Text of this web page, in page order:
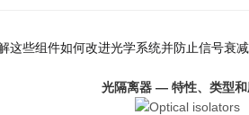
些组件如何改进光学系统并防止信号衰减
光隔离器 — 特性、类型和